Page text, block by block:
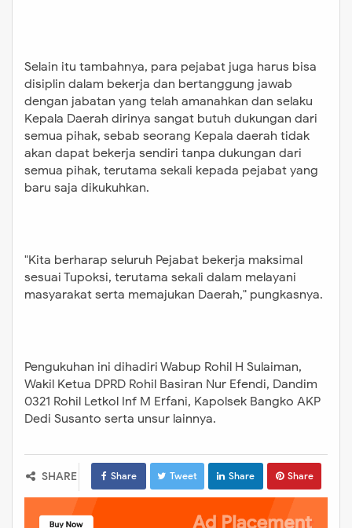
terutama sekali kepada pejabat
yang baru saja dikukuhkan. "Kita
berharap seluruh Pejabat bekerja
maksimal sesuai Tupoksi, terutama
sekali dalam melayani masyarakat
serta memajukan Daerah,"
pungkasnya. Pengukuhan ini
Efendi, Dandim 0321 Rohil Letkol Inf
M Erfani, Kapolsek Bangko AKP Dedi
Susanto serta unsur lainnya.
Selain itu tambahnya, para pejabat juga harus bisa
disiplin dalam bekerja dan bertanggung jawab
dengan jabatan yang telah amanahkan dan selaku
Kepala Daerah dirinya sangat butuh dukungan dari
semua pihak, sebab seorang Kepala daerah tidak
akan dapat bekerja sendiri tanpa dukungan dari
semua pihak, terutama sekali kepada pejabat yang
baru saja dikukuhkan.
"Kita berharap seluruh Pejabat bekerja maksimal
sesuai Tupoksi, terutama sekali dalam melayani
masyarakat serta memajukan Daerah," pungkasnya.
Pengukuhan ini dihadiri Wabup Rohil H Sulaiman,
Wakil Ketua DPRD Rohil Basiran Nur Efendi, Dandim
0321 Rohil Letkol Inf M Erfani, Kapolsek Bangko AKP
Dedi Susanto serta unsur lainnya.
SHARE Share Tweet Share Share